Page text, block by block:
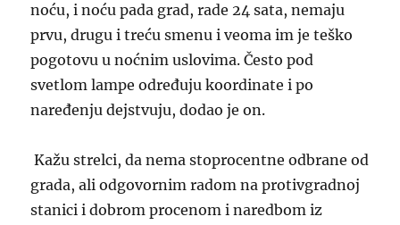
noću, i noću pada grad, rade 24 sata, nemaju
prvu, drugu i treću smenu i veoma im je teško
pogotovu u noćnim uslovima. Često pod
svetlom lampe određuju koordinate i po
naređenju dejstvuju, dodao je on.
Kažu strelci, da nema stoprocentne odbrane od
grada, ali odgovornim radom na protivgradnoj
stanici i dobrom procenom i naredbom iz